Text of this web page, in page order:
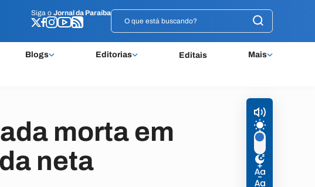
Siga o Jornal da Paraíba
Blogs Editorias Editais Mais
Siga o Jornal da Paraíba
morta em
neta